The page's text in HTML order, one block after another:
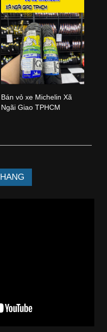
Bán vỏ xe Michelin Xã
Ngãi Giao TPHCM